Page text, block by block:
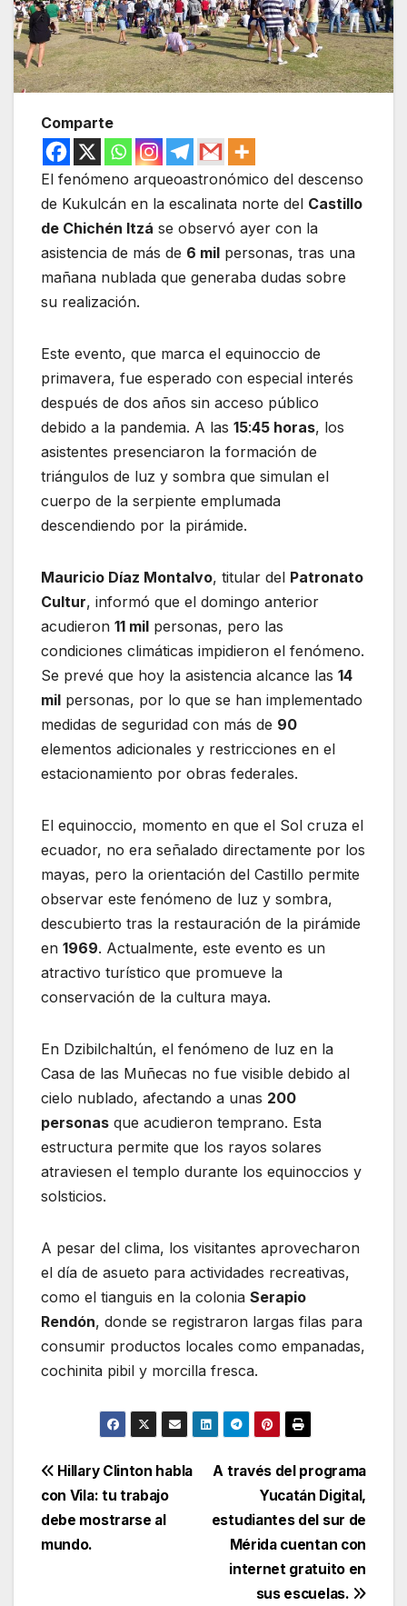
Comparte
El fenómeno arqueoastronómico del descenso
de Kukulcán en la escalinata norte del Castillo
de Chichén Itzá se observó ayer con la
asistencia de más de 6 mil personas, tras una
mañana nublada que generaba dudas sobre
su realización.
Este evento, que marca el equinoccio de
primavera, fue esperado con especial interés
después de dos años sin acceso público
debido a la pandemia. A las 15:45 horas, los
asistentes presenciaron la formación de
triángulos de luz y sombra que simulan el
cuerpo de la serpiente emplumada
descendiendo por la pirámide.
Mauricio Díaz Montalvo, titular del Patronato
Cultur, informó que el domingo anterior
acudieron 11 mil personas, pero las
condiciones climáticas impidieron el fenómeno.
Se prevé que hoy la asistencia alcance las 14
mil personas, por lo que se han implementado
medidas de seguridad con más de 90
elementos adicionales y restricciones en el
estacionamiento por obras federales.
El equinoccio, momento en que el Sol cruza el
ecuador, no era señalado directamente por los
mayas, pero la orientación del Castillo permite
observar este fenómeno de luz y sombra,
descubierto tras la restauración de la pirámide
en 1969. Actualmente, este evento es un
atractivo turístico que promueve la
conservación de la cultura maya.
En Dzibilchaltún, el fenómeno de luz en la
Casa de las Muñecas no fue visible debido al
cielo nublado, afectando a unas 200
personas que acudieron temprano. Esta
estructura permite que los rayos solares
atraviesen el templo durante los equinoccios y
solsticios.
A pesar del clima, los visitantes aprovecharon
el día de asueto para actividades recreativas,
como el tianguis en la colonia Serapio
Rendón, donde se registraron largas filas para
consumir productos locales como empanadas,
cochinita pibil y morcilla fresca.
Navegación
de
entradas
A través del programa
Yucatán Digital,
estudiantes del sur de
Mérida cuentan con
internet gratuito en
sus escuelas.
Hillary Clinton habla
con Vila: tu trabajo
debe mostrarse al
mundo.